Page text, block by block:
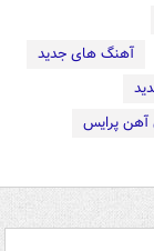
آهنگ های جدید
پرایس